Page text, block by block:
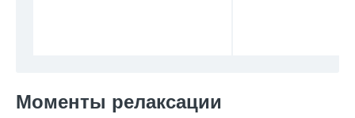
Моменты релаксации